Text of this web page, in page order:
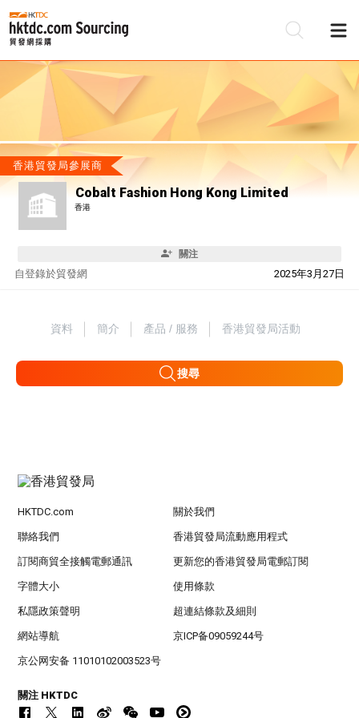
香港貿發局參展商
Cobalt Fashion Hong Kong Limited
香港
關注
自 2025年3月27日
登錄於貿發網
資料 簡介 產品 / 服務 香港貿發局活動
搜尋
HKTDC.com 關於我們
聯絡我們 香港貿發局流動應用程式
訂閱商貿全接觸電郵通訊 更新您的香港貿發局電郵訂閱
字體大小 使用條款
私隱政策聲明 超連結條款及細則
網站導航 京ICP备09059244号
京公网安备 11010102003523号
關注 HKTDC